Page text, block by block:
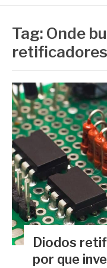
Tag: Onde
Diodos
por que